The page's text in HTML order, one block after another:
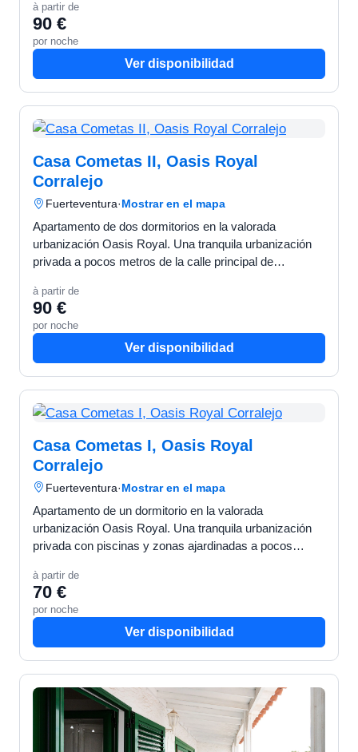
à partir de
90 €
por noche
Ver disponibilidad
Casa Cometas II, Oasis Royal
Corralejo
Fuerteventura·Mostrar en el mapa
Apartamento de dos dormitorios en la valorada
urbanización Oasis Royal. Una tranquila urbanización
privada a pocos metros de la calle principal de
15 minutos…
à partir de
90 €
por noche
Ver disponibilidad
Casa Cometas I, Oasis Royal
Corralejo
Fuerteventura·Mostrar en el mapa
Apartamento de un dormitorio en la valorada
urbanización Oasis Royal. Una tranquila urbanización
privada con piscinas y zonas ajardinadas a pocos
superm…
à partir de
70 €
por noche
Ver disponibilidad